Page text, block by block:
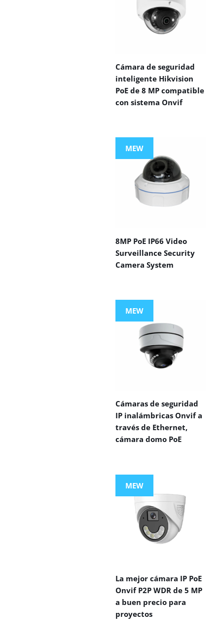
Cámara de seguridad
inteligente Hikvision
PoE de 8 MP compatible
con sistema Onvif
MEW
8MP PoE IP66 Video
Surveillance Security
Camera System
MEW
Cámaras de seguridad
IP inalámbricas Onvif a
través de Ethernet,
cámara domo PoE
MEW
La mejor cámara IP PoE
Onvif P2P WDR de 5 MP
a buen precio para
proyectos